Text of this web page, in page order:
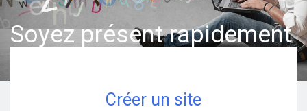
Soyez présent rapidement
Créer un site